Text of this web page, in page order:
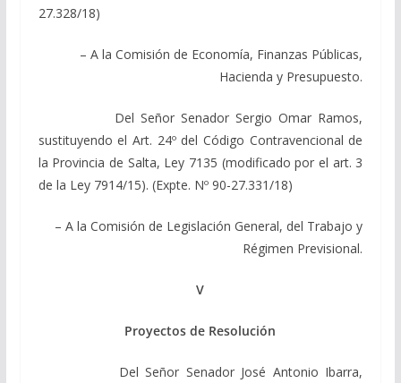
27.328/18)
– A la Comisión de Economía, Finanzas Públicas,
Hacienda y Presupuesto.
Del Señor Senador Sergio Omar Ramos,
sustituyendo el Art. 24º del Código Contravencional de
la Provincia de Salta, Ley 7135 (modificado por el art. 3
de la Ley 7914/15). (Expte. Nº 90-27.331/18)
– A la Comisión de Legislación General, del Trabajo y
Régimen Previsional.
V
Proyectos de Resolución
Del Señor Senador José Antonio Ibarra,